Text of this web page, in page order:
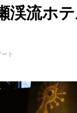
渓流ホ
ト